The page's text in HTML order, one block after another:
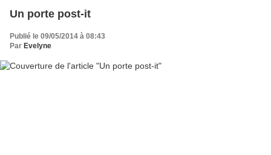
Un porte post-it
Publié le 09/05/2014 à 08:43
Par Evelyne